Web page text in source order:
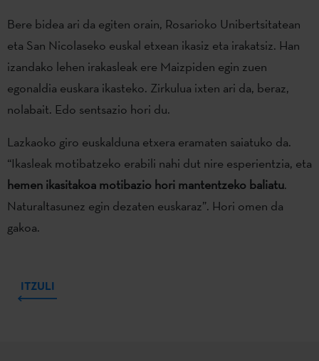
Bere bidea ari da egiten orain, Rosarioko Unibertsitatean
eta San Nicolaseko euskal etxean ikasiz eta irakatsiz. Han
izandako lehen irakasleak ere Maizpiden egin zuen
egonaldia euskara ikasteko. Zirkulua ixten ari da, beraz,
nolabait. Edo sentsazio hori du.
Lazkaoko giro euskalduna etxera eramaten saiatuko da.
“Ikasleak motibatzeko erabili nahi dut nire esperientzia, eta
hemen ikasitakoa motibazio hori mantentzeko baliatu.
Naturaltasunez egin dezaten euskaraz”. Hori omen da
gakoa.
ITZULI